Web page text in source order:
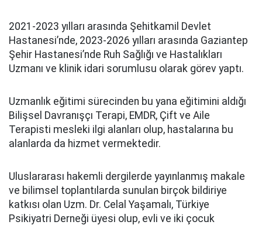
2021-2023 yılları arasında Şehitkamil Devlet
Hastanesi’nde, 2023-2026 yılları arasında Gaziantep
Şehir Hastanesi’nde Ruh Sağlığı ve Hastalıkları
Uzmanı ve klinik idari sorumlusu olarak görev yaptı.
Uzmanlık eğitimi sürecinden bu yana eğitimini aldığı
Bilişsel Davranışçı Terapi, EMDR, Çift ve Aile
Terapisti mesleki ilgi alanları olup, hastalarına bu
alanlarda da hizmet vermektedir.
Uluslararası hakemli dergilerde yayınlanmış makale
ve bilimsel toplantılarda sunulan birçok bildiriye
katkısı olan Uzm. Dr. Celal Yaşamalı, Türkiye
Psikiyatri Derneği üyesi olup, evli ve iki çocuk